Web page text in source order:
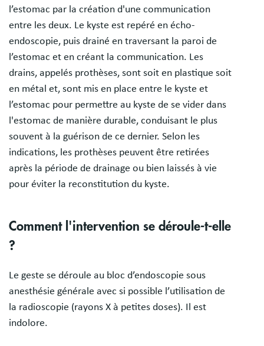
l’estomac par la création d'une communication
entre les deux. Le kyste est repéré en écho-
endoscopie, puis drainé en traversant la paroi de
l’estomac et en créant la communication. Les
drains, appelés prothèses, sont soit en plastique soit
en métal et, sont mis en place entre le kyste et
l’estomac pour permettre au kyste de se vider dans
l'estomac de manière durable, conduisant le plus
souvent à la guérison de ce dernier. Selon les
indications, les prothèses peuvent être retirées
après la période de drainage ou bien laissés à vie
pour éviter la reconstitution du kyste.
Comment l'intervention se déroule-t-elle
?
Le geste se déroule au bloc d’endoscopie sous
anesthésie générale avec si possible l’utilisation de
la radioscopie (rayons X à petites doses). Il est
indolore.